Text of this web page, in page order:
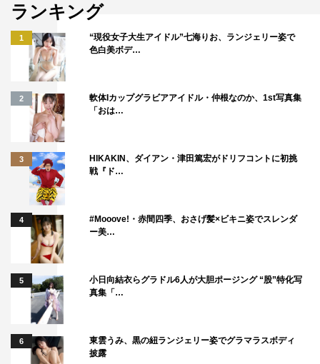
3月4日（水）後7・00～8・00
©MBS
ランキング
1
“現役女子大生アイドル”七海りお、ランジェリー姿で
色白美ボデ…
2
軟体Iカップグラビアアイドル・仲根なのか、1st写真集
「おは…
3
HIKAKIN、ダイアン・津田篤宏がドリフコントに初挑
戦『ド…
4
#Mooove!・赤間四季、おさげ髪×ビキニ姿でスレンダ
ー美…
5
小日向結衣らグラドル6人が大胆ポージング “股”特化写
真集「…
6
東雲うみ、黒の紐ランジェリー姿でグラマラスボディ
披露